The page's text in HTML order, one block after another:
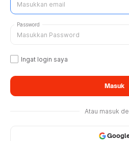
Password
Ingat login saya
Masuk
Atau masuk